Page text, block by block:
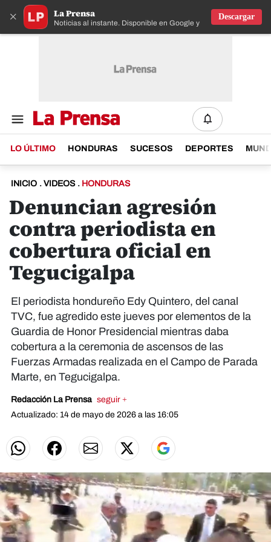
× La Prensa
Noticias al instante. Disponible en Google y IOS
Descargar
LO ÚLTIMO HONDURAS SUCESOS DEPORTES
INICIO . VIDEOS . HONDURAS
Denuncian agresión
contra periodista en
cobertura oficial en
Tegucigalpa
El periodista hondureño Edy Quintero, del canal
TVC, fue agredido este jueves por elementos de la
Guardia de Honor Presidencial mientras daba
cobertura a la ceremonia de ascensos de las
Fuerzas Armadas realizada en el Campo de Parada
Marte, en Tegucigalpa.
Redacción La Prensa seguir +
Actualizado: 14 de mayo de 2026 a las 16:05